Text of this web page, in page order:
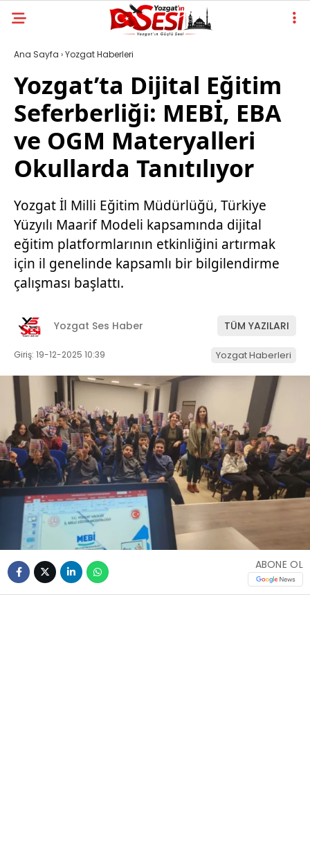
Ana Sayfa ›Yozgat Haberleri
Yozgat’ta Dijital Eğitim
Seferberliği: MEBİ, EBA
ve OGM Materyalleri
Okullarda Tanıtılıyor
Yozgat İl Milli Eğitim Müdürlüğü, Türkiye
Yüzyılı Maarif Modeli kapsamında dijital
eğitim platformlarının etkinliğini artırmak
için il genelinde kapsamlı bir bilgilendirme
çalışması başlattı.
Yozgat Ses Haber TÜM YAZILARI
Giriş: 19-12-2025 10:39 Yozgat Haberleri
ABONE OL